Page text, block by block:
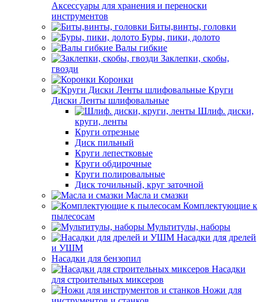
Аксессуары для хранения и переноски
инструментов
Биты,винты, головки
Буры, пики, долото
Валы гибкие
Заклепки, скобы,
гвозди
Коронки
Круги
Диски Ленты шлифовальные
Шлиф. диски,
круги, ленты
Круги отрезные
Диск пильный
Круги лепестковые
Круги обдирочные
Круги полировальные
Диск точильный, круг заточной
Масла и смазки
Комплектующие к
пылесосам
Мультитулы, наборы
Насадки для дрелей
и УШМ
Насадки для бензопил
Насадки
для строительных миксеров
Ножи для